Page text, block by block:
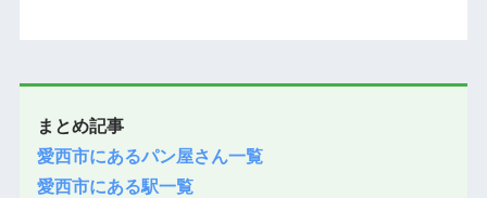
まとめ記事
愛西市にあるパン屋さん一覧
愛西市にある駅一覧